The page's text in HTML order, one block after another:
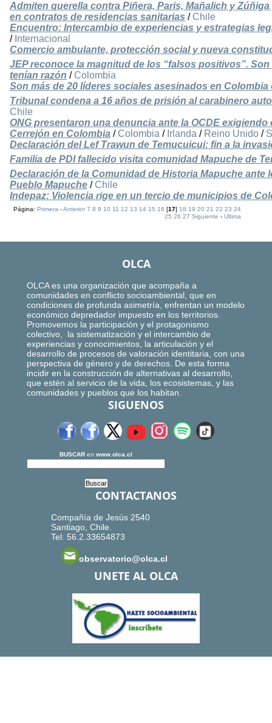
Admiten querella contra Piñera, Paris, Mañalich y
en contratos de residencias sanitarias / Chile
Encuentro: Intercambio de experiencias y estrategias
/ Internacional
Comercio ambulante, protección social y nueva
JEP reconoce la magnitud de los “falsos positivos”.
tenían razón / Colombia
Son más de 20 líderes sociales asesinados en Colombia
Tribunal condena a 16 años de prisión al carabinero
Chile
ONG presentaron una denuncia ante la OCDE
Cerrejón en Colombia / Colombia / Irlanda / Reino Unido /
Declaración del Lef Trawun de Temucuicui: fin a la
Familia de PDI fallecido visita comunidad Mapuche de
Declaración de la Comunidad de Historia Mapuche
Pueblo Mapuche / Chile
Indepaz: Violencia rige en un tercio de municipios de
Página:Primera -Anterior 7 8 9 10 11 12 13 14 15 16 [17]18 19 20 21 22 23 24
25 26 27 Siguiente -Ultima
OLCA
OLCA es una organización que acompaña a
comunidades en conflicto socioambiental, que en
condiciones de profunda asimetría, enfrentan un modelo
económico depredador impuesto en los territorios.
Promovemos la participación y el protagonismo
colectivo, la sistematización y el intercambio de
experiencias y conocimientos, la articulación y el
desarrollo de procesos de valoración identitaria, con una
perspectiva de género y de derechos. De esta forma
incidir en la construcción de alternativas al desarrollo,
que estén al servicio de la vida, los ecosistemas, y las
comunidades y pueblos que los habitan.
SIGUENOS
BUSCAR en www.olca.cl
CONTACTANOS
Compañía de Jesús 2540
Santiago, Chile.
Tel: 56.2.33654873
observatorio@olca.cl
UNETE AL OLCA